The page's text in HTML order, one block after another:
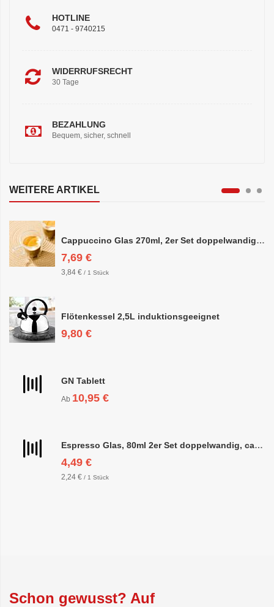
HOTLINE
0471 - 9740215
WIDERRUFSRECHT
30 Tage
BEZAHLUNG
Bequem, sicher, schnell
WEITERE ARTIKEL
Cappuccino Glas 270ml, 2er Set doppelwandig, ca. 8,5 x 10cm
7,69 €
3,84 € / 1 Stück
Flötenkessel 2,5L induktionsgeeignet
9,80 €
GN Tablett
Ab 10,95 €
Espresso Glas, 80ml 2er Set doppelwandig, ca. 6,3 x 6,4cm
4,49 €
2,24 € / 1 Stück
Schon gewusst? Auf